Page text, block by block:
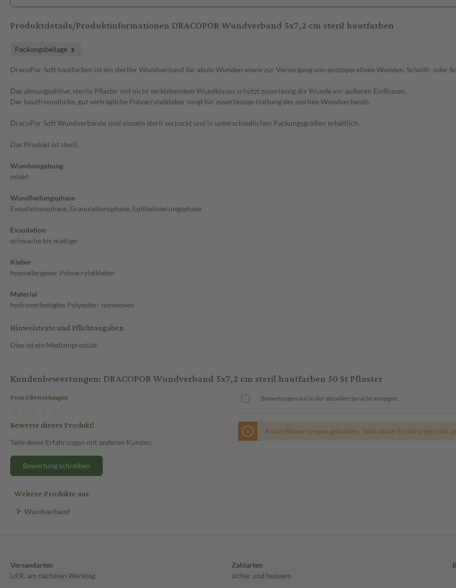
Produktdetails/Produktinformationen DRACOPOR Wundverband 5x7,2 cm steril hautfarben
Packungsbeilage
DracoPor Soft hautfarben ist ein steriler Wundverband für akute Wunden sowie zur Versorgung von postoperativen Wunden, Schnitt- oder
Das atmungsaktive, sterile Pflaster mit nicht verklebendem Wundkissen schützt zuverlässig die Wunde vor äußeren Einflüssen.
Der hautfreundliche, gut verträgliche Polyacrylatkleber sorgt für zuverlässige Haftung des sterilen Wundverbands.
DracoPor Soft Wundverbände sind einzeln steril verpackt und in unterschiedlichen Packungsgrößen erhältlich.
Das Produkt ist steril.
Wundumgebung
intakt
Wundheilungsphase
Exsudationsphase, Granulationsphase, Epithelisierungsphase
Exsudation
schwache bis mäßige
Kleber
hypoallergener Polyacrylatkleber
Material
hydroverfestigtes Polyester- nonwoven
Hinweistexte und Pflichtangaben
Dies ist ein Medizinprodukt.
Kundenbewertungen: DRACOPOR Wundverband 5x7,2 cm steril hautfarben 50 St Pflaster
0 von 0 Bewertungen
Bewerte dieses Produkt!
Teile deine Erfahrungen mit anderen Kunden.
Bewertung schreiben
Bewertungen nur in der aktuellen Sprache anzeigen.
Keine Bewertungen gefunden. Teile deine Erfahrungen mit
Weitere Produkte aus:
Wundverband
Versandarten
i.d.R. am nächsten Werktag
Zahlarten
sicher und bequem